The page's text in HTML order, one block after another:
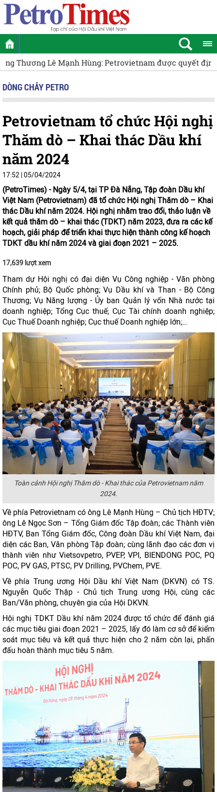
ĐBQH Đào Chí Nghĩa: Tiếp tục hoàn thiện các quy định
DÒNG CHẢY PETRO
Petrovietnam tổ chức Hội nghị
Thăm dò – Khai thác Dầu khí
năm 2024
17:52 | 05/04/2024
(PetroTimes) - Ngày 5/4, tại TP Đà Nẵng, Tập đoàn Dầu khí
Việt Nam (Petrovietnam) đã tổ chức Hội nghị Thăm dò – Khai
thác Dầu khí năm 2024. Hội nghị nhằm trao đổi, thảo luận về
kết quả thăm dò – khai thác (TDKT) năm 2023, đưa ra các kế
hoạch, giải pháp để triển khai thực hiện thành công kế hoạch
TDKT dầu khí năm 2024 và giai đoạn 2021 – 2025.
17,639 lượt xem
Tham dự Hội nghị có đại diện Vụ Công nghiệp - Văn phòng
Chính phủ; Bộ Quốc phòng; Vụ Dầu khí và Than - Bộ Công
Thương; Vụ Năng lượng - Ủy ban Quản lý vốn Nhà nước tại
doanh nghiệp; Tổng Cục thuế; Cục Tài chính doanh nghiệp;
Cục Thuế Doanh nghiệp; Cục thuế Doanh nghiệp lớn;…
Toàn cảnh Hội nghị Thăm dò - Khai thác của Petrovietnam năm
2024.
Về phía Petrovietnam có ông Lê Mạnh Hùng – Chủ tịch HĐTV;
ông Lê Ngọc Sơn – Tổng Giám đốc Tập đoàn; các Thành viên
HĐTV, Ban Tổng Giám đốc, Công đoàn Dầu khí Việt Nam, đại
diện các Ban, Văn phòng Tập đoàn; cùng lãnh đạo các đơn vị
thành viên như Vietsovpetro, PVEP, VPI, BIENDONG POC, PQ
POC, PV GAS, PTSC, PV Drilling, PVChem, PVE.
Về phía Trung ương Hội Dầu khí Việt Nam (DKVN) có TS.
Nguyễn Quốc Thập - Chủ tịch Trung ương Hội, cùng các
Ban/Văn phòng, chuyên gia của Hội DKVN.
Hội nghị TDKT Dầu khí năm 2024 được tổ chức để đánh giá
các mục tiêu giai đoạn 2021 – 2025, lấy đó làm cơ sở để kiểm
soát mục tiêu và kết quả thực hiện cho 2 năm còn lại, phấn
đấu hoàn thành mục tiêu 5 năm.